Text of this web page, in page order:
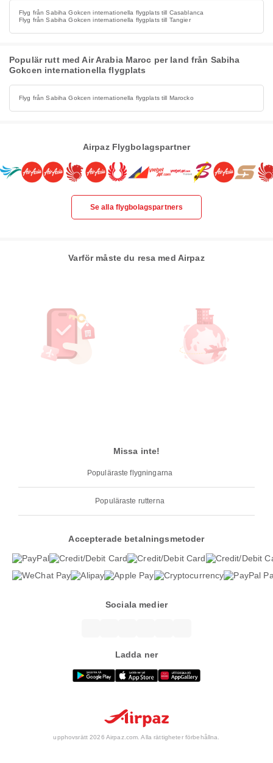
Flyg från Sabiha Gokcen internationella flygplats till Casablanca
Flyg från Sabiha Gokcen internationella flygplats till Tangier
Populär rutt med Air Arabia Maroc per land från Sabiha
Gokcen internationella flygplats
Flyg från Sabiha Gokcen internationella flygplats till Marocko
Airpaz Flygbolagspartner
Se alla flygbolagspartners
Varför måste du resa med Airpaz
Missa inte!
Populäraste flygningarna
Populäraste rutterna
Accepterade betalningsmetoder
Sociala medier
Ladda ner
upphovsrätt 2026 Airpaz.com. Alla rättigheter förbehållna.